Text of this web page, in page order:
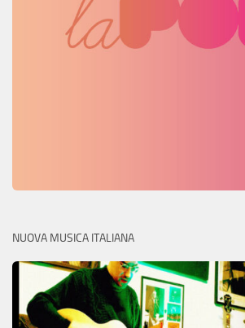
NUOVA MUSICA ITALIANA